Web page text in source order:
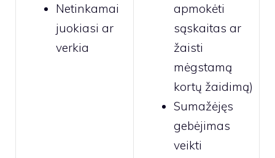
Netinkamai
juokiasi ar
verkia
apmokėti
sąskaitas ar
žaisti
mėgstamą
kortų žaidimą)
Sumažėjęs
gebėjimas
veikti